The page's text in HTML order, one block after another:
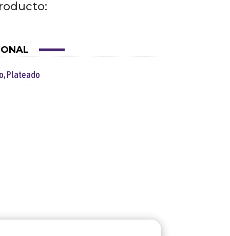
,Plateado